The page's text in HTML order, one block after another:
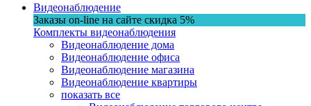
Видеонаблюдение
Заказы on-line на сaйте скидка 5%
Комплекты видеонаблюдения
Видеонаблюдение дома
Видеонаблюдение офиса
Видеонаблюдение магазина
Видеонаблюдение квартиры
показать все